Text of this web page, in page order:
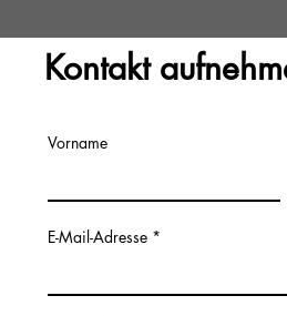
Kontakt
Vorname
E-Mail-Adresse